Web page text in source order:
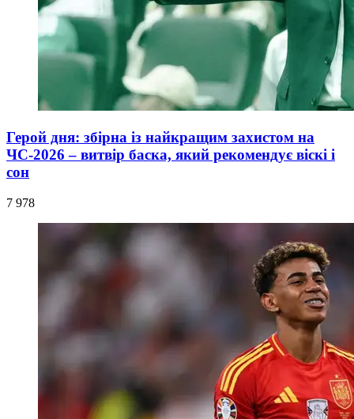
Герой дня: збірна із найкращим захистом на
ЧС-2026 – витвір баска, який рекомендує віскі і
сон
7 978